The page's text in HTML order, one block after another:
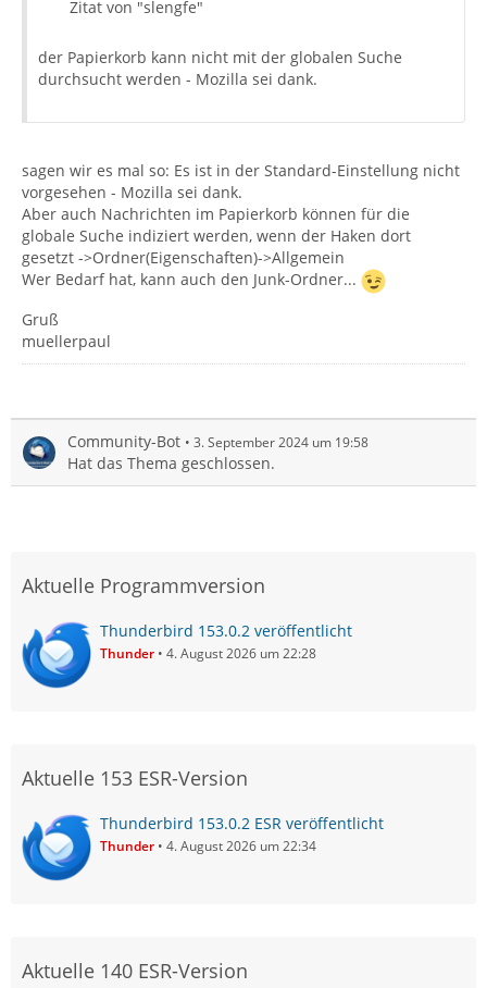
Zitat von "slengfe"
der Papierkorb kann nicht mit der globalen Suche
durchsucht werden - Mozilla sei dank.
sagen wir es mal so: Es ist in der Standard-Einstellung nicht
vorgesehen - Mozilla sei dank.
Aber auch Nachrichten im Papierkorb können für die
globale Suche indiziert werden, wenn der Haken dort
gesetzt ->Ordner(Eigenschaften)->Allgemein
Wer Bedarf hat, kann auch den Junk-Ordner...
Gruß
muellerpaul
Community-Bot 3. September 2024 um 19:58
Hat das Thema geschlossen.
Aktuelle Programmversion
Thunderbird 153.0.2 veröffentlicht
Thunder 4. August 2026 um 22:28
Aktuelle 153 ESR-Version
Thunderbird 153.0.2 ESR veröffentlicht
Thunder 4. August 2026 um 22:34
Aktuelle 140 ESR-Version